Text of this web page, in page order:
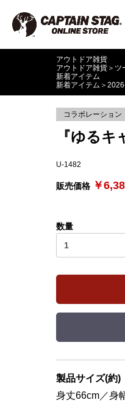
アウトドア雑貨
アウトドア雑貨 ＞ ツ
新着アイテム
新着アイテム ＞
コラボレーション
『ゆる
U-1482
販売価格 ￥
数量
製品サイズ(約)
身丈66cm／身